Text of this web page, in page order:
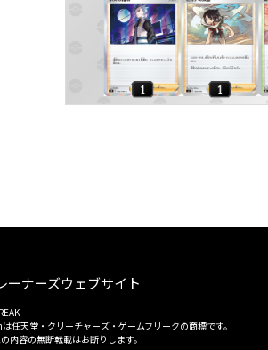
ーナーズウェブサイト
任天堂・クリーチャーズ・ゲームフリークの商標です。
内容の無断転載はお断りします。